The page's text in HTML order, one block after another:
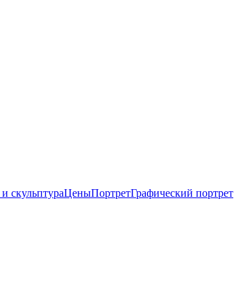
скульптураЦеныПортретГрафический портрет